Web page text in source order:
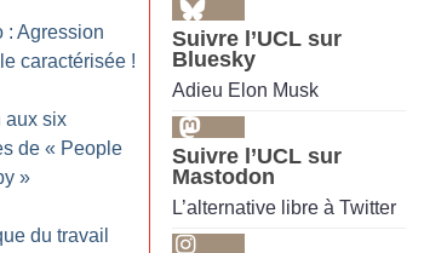
: Agression
caractérisée !
aux six
de « People
»
du travail
Suivre l’UCL sur
Bluesky
Adieu Elon Musk
Suivre l’UCL sur
Mastodon
L’alternative libre à Twitter